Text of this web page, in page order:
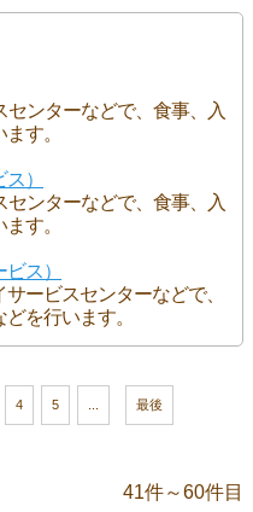
ンターなどで、食事、入
す。
）
ンターなどで、食事、入
す。
ス）
ービスセンターなどで、
を行います。
4 5 最後
41件～60件目